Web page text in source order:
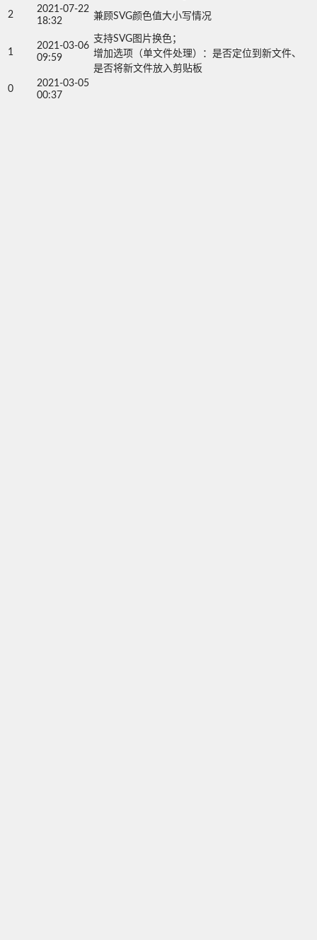
2
2021-07-22
18:32
兼顾SVG颜色值大小写情况
1
2021-03-06
09:59
支持SVG图片换色；
增加选项（单文件处理）：是否定位到新文件、
是否将新文件放入剪贴板
0
2021-03-05
00:37